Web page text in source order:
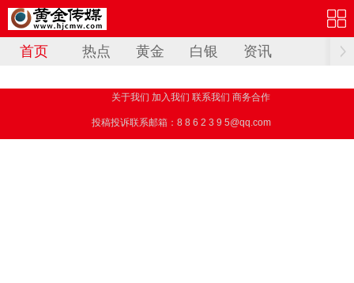
首页 热点 黄金 白银 资讯
关于我们 加入我们 联系我们 商务合作
投稿投诉联系邮箱：8 8 6 2 3 9 5@qq.com